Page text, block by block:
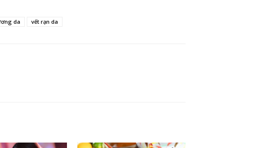
da vết rạn da